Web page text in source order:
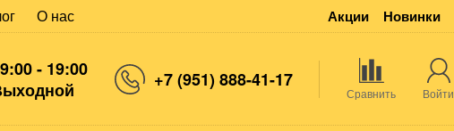
О нас Акции Новинки
- 19:00 +7 (951) 888-41-17
Сравнить Войти